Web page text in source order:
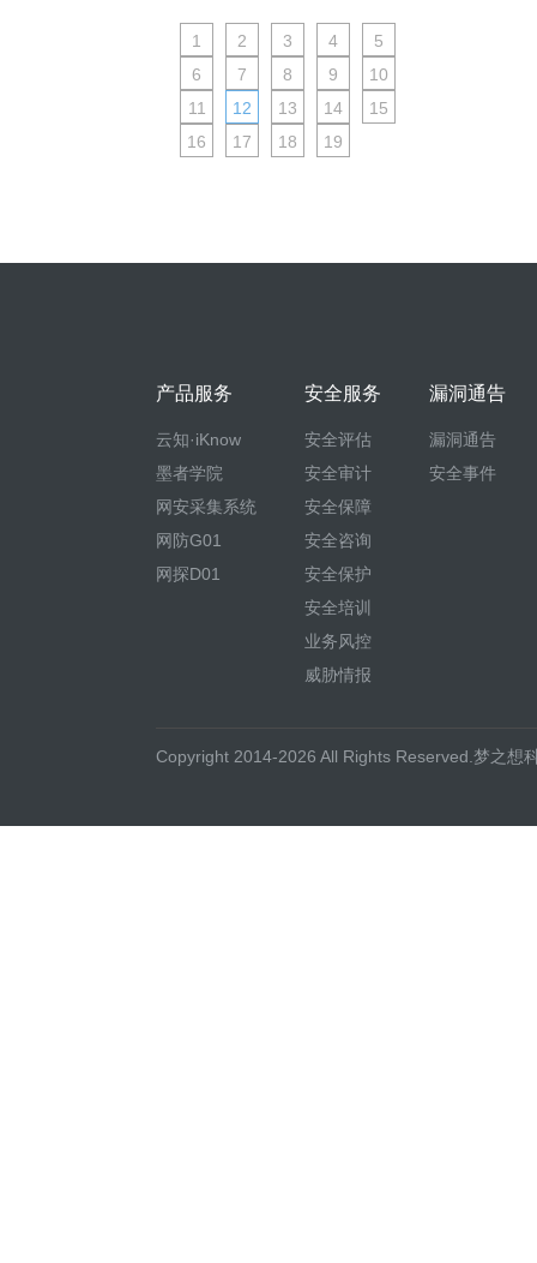
1 2 3 4
5
6
7 8 9
10
11
12 13 14
15
16
17 18 19
产品服务
云知·iKnow
墨者学院
网安采集系统
网防G01
网探D01
安全服务
安全评估
安全审计
安全保障
安全咨询
安全保护
安全培训
业务风控
威胁情报
漏洞通告
漏洞通告
安全事件
Copyright 2014-2026 All Rights Reserved.梦之想